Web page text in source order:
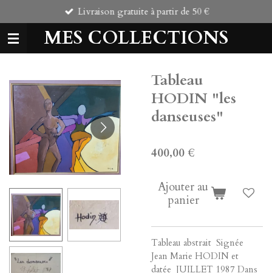
au
contenu
principal
MES COLLECTIONS
Livraison gratuite à partir de 50 €
Tableau
HODIN "les
danseuses"
400,00 €
Ajouter au
panier
Tableau abstrait Signée
Jean Marie HODIN et
datée JUILLET 1987 Dans